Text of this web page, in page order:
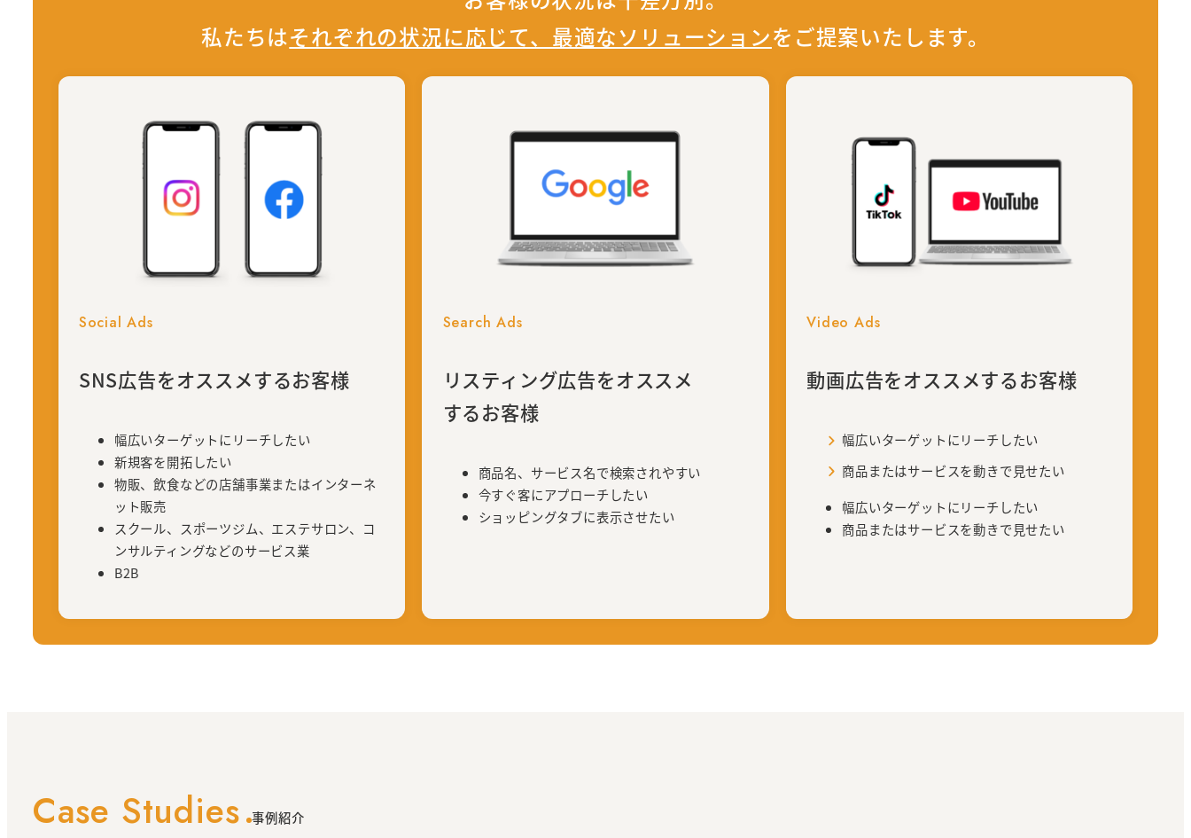
私たちはそれぞれの状況に応じて、最適なソリューションをご提案いたします。
SNS広告をオススメするお客様
Social Ads
幅広いターゲットにリーチしたい
新規客を開拓したい
物販、飲食などの店舗事業またはインターネ
ット販売
スクール、スポーツジム、エステサロン、コ
ンサルティングなどのサービス業
B2B
リスティング広告をオススメ
するお客様
Search Ads
商品名、サービス名で検索されやすい
今すぐ客にアプローチしたい
ショッピングタブに表示させたい
動画広告をオススメするお客様
Video Ads
幅広いターゲットにリーチしたい
商品またはサービスを動きで見せたい
幅広いターゲットにリーチしたい
商品またはサービスを動きで見せたい
Case Studies 事例紹介